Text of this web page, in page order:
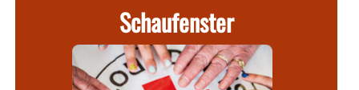
Schaufenster